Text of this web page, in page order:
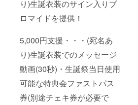
り)生誕衣装のサイン入りブ
ロマイドを提供！
5,000円支援・・・(宛名あ
り)生誕衣装でのメッセージ
動画(30秒)・生誕祭当日使用
可能な特典会ファストパス
券(別途チェキ券が必要で